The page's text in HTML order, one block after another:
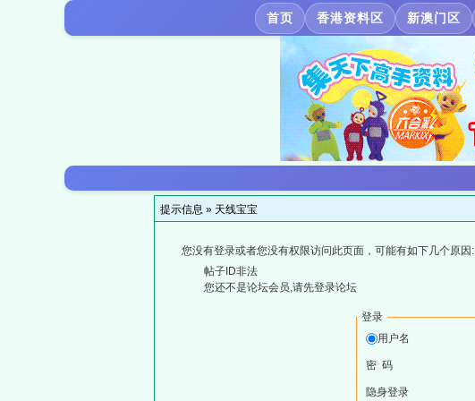
首页 香港资料区 新澳门区
提示信息 » 天线宝宝
您没有登录或者您没有权限访问此页面，可能有如下几个原因:
帖子ID非法
您还不是论坛会员,请先登录论坛
登录
用户名
密 码
隐身登录